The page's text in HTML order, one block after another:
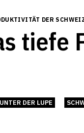
DER
tiefe
DER LUPE